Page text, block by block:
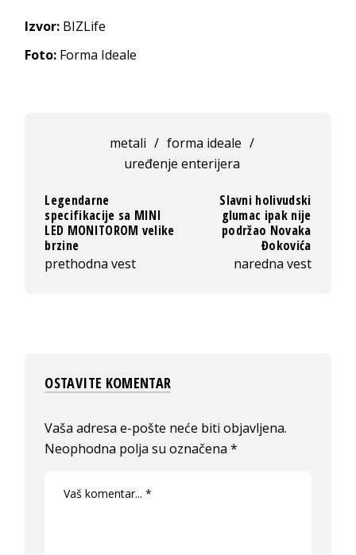
Izvor: BIZLife
Foto: Forma Ideale
metali / forma ideale /
uređenje enterijera
Legendarne
specifikacije sa MINI
LED MONITOROM velike
brzine
prethodna vest
Slavni holivudski
glumac ipak nije
podržao Novaka
Đokovića
naredna vest
OSTAVITE KOMENTAR
Vaša adresa e-pošte neće biti objavljena.
Neophodna polja su označena*